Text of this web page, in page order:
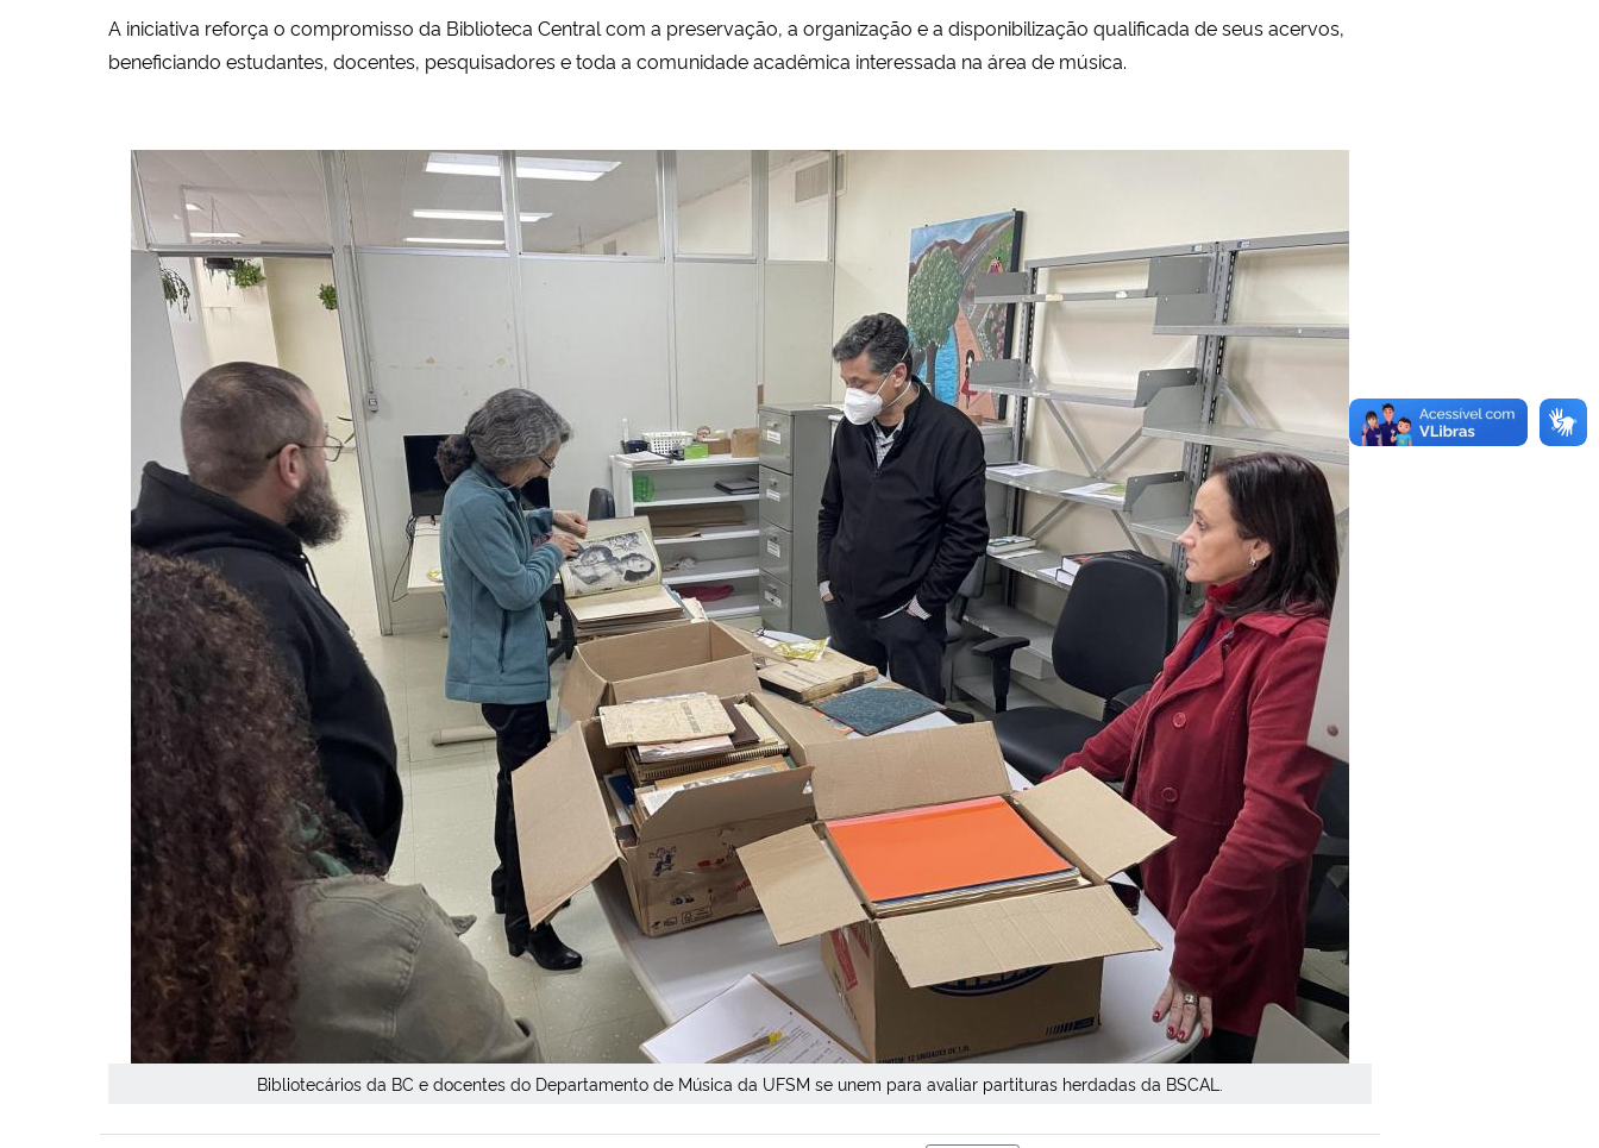
A iniciativa reforça o compromisso da Biblioteca Central com a preservação, a organização e a disponibilização qualificada de seus acervos,
beneficiando estudantes, docentes, pesquisadores e toda a comunidade acadêmica interessada na área de música.
Bibliotecários da BC e docentes do Departamento de Música da UFSM se unem para avaliar partituras herdadas da BSCAL.